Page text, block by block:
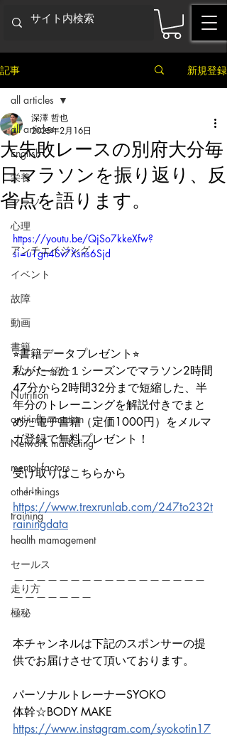
記事 新規登録
all articles
English
栄養
マラソン
心理
アンチエイジング
イベント
故障
動画
書籍
メンバー紹介
Nutrition
anti-inflammation
Network marketing
mental factors
other things
training
health mamagement
セールス
走り方
極秘
all articles
大失敗レースの別府大分毎
日マラソンを振り返り、反
省点を語ります。
深澤 哲也
2025年2月16日
https://youtu.be/QjSo7kkeXfw?
si=u1gn4Sv7Xsns6Sjd
⭐︎書籍データプレゼント⭐︎
私がたった１シーズンでマラソン2時間
47分から2時間32分まで短縮した、半
年分のトレーニングを解説付きでまと
めた電子書籍（定価1000円）をメルマ
ガ登録で無料プレゼント！
受け取りはこちらから
↓↓↓
https://www.trexrunlab.com/247to232t
rainingdata
＿＿＿＿＿＿＿
本チャンネルは下記のスポンサーの提
供でお届けさせて頂いております。
パーソナルトレーナーSYOKO
体幹☆BODY MAKE
https://www.instagram.com/syokotin17